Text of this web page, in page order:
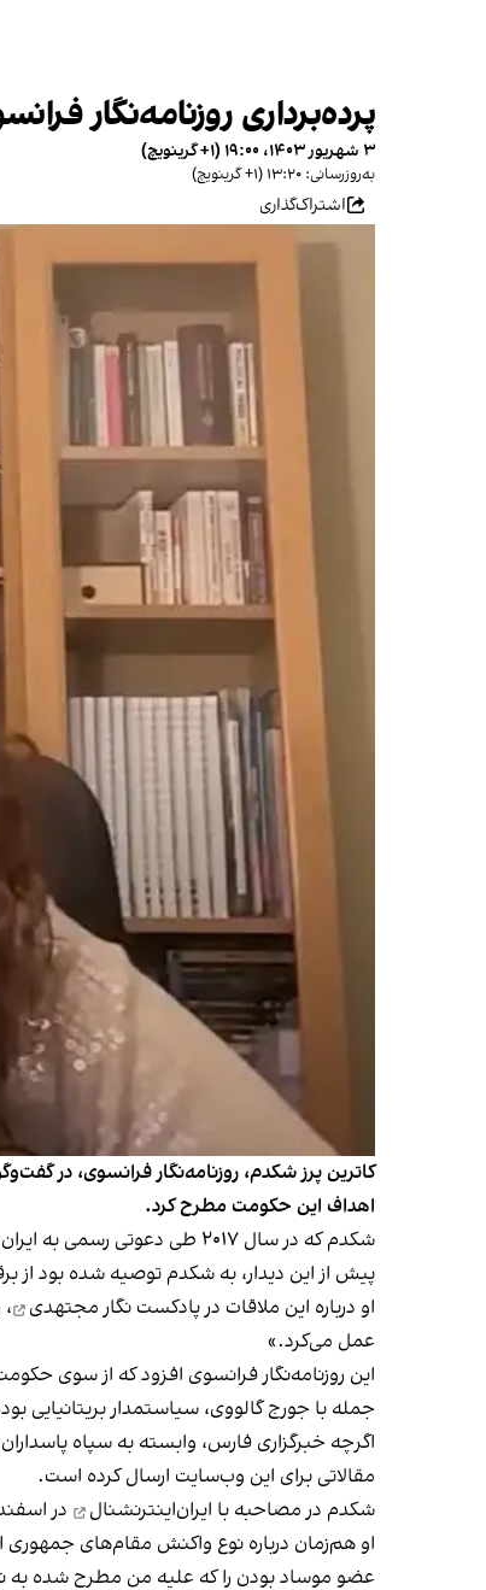
پرده‌برداری روزنامه‌نگار
۳ شهریور ۱۴۰۳، ۱۹:۰۰ (‎+۱ گرینویچ)
به‌روزرسانی: ۱۳:۲۰ (‎+۱ گرینویچ)
اشتراک‌گذاری
کاترین پرز شکدم، روزنامه‌نگار فرانسوی، در
اهداف این حکومت مطرح کرد.
شکدم که در سال ۲۰۱۷ طی دعوتی رسمی به ایران، با علی خامنه‌ای، رهبر جمهوری اسلامی دیدار کرده‌ بود، این ملاقات را تجربه‌ای «غیرقابل وصف» خواند.
پیش از این دیدار، به شکدم توصیه شده‌ بود از
او درباره این ملاقات درپادکست نگار مجتهدی
عمل می‌کرد.»
این روزنامه‌نگار فرانسوی افزود که از سوی
جمله با جورج گالووی، سیاستمدار بریتانیایی
مقالاتی برای این وب‌سایت ارسال کرده‌ است.
شکدم درمصاحبه با ایران‌اینترنشنال
در اسفند ۱۴۰۰، ادعای مسئولان وب‌سایت خامنه‌ای را مبنی بر اینکه تنها به صورت ایمیلی با او در ارتباط
او هم‌زمان درباره نوع واکنش مقام‌های
عضو موساد بودن را که علیه من مطرح شده به